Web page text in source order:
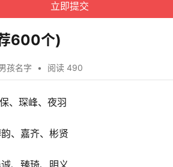
600个)
孩名字 • 阅读 490
、琛峰、夜羽
、嘉齐、彬贤